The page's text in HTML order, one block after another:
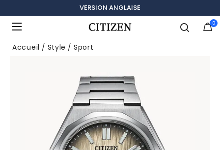
VERSION ANGLAISE
0
Accueil Style Sport